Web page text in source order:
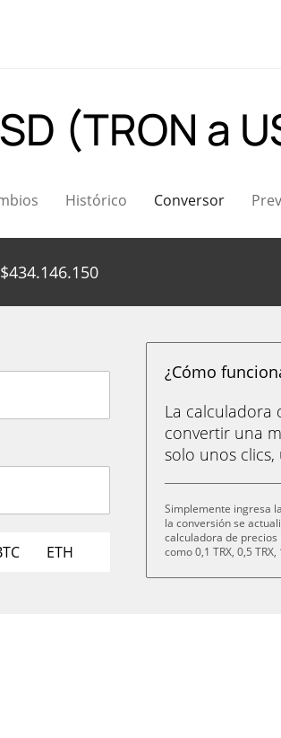
(TRON a
Histórico Conversor
$434.146.150
ETH
¿Cómo
La calculadora
convertir una
solo unos
Simplemente ingresa
la conversión se
calculadora de
como 0,1 TRX, 0,5 TRX,